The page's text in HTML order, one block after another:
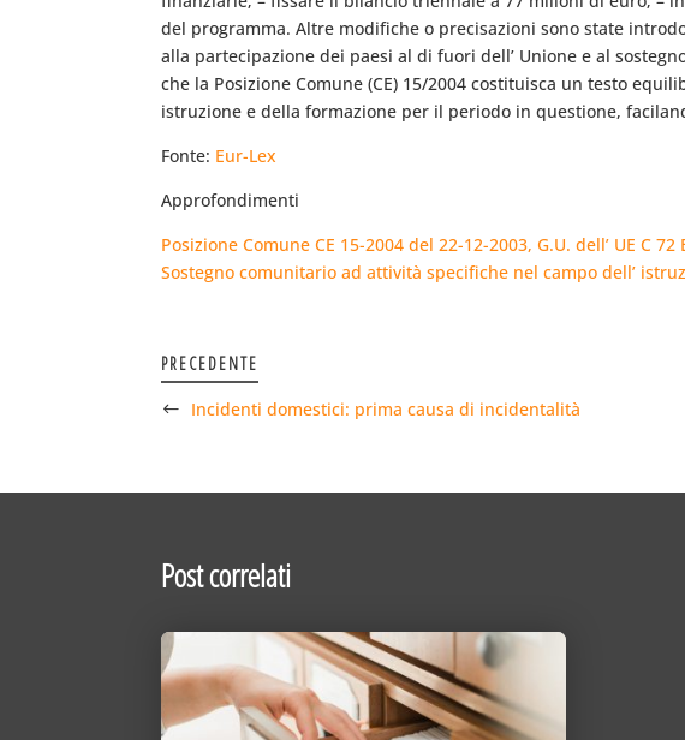
del programma. Altre modifiche o precisazioni sono state
alla partecipazione dei paesi al di fuori dell’ Unione e al
che la Posizione Comune (CE) 15/2004 costituisca un testo
istruzione e della formazione per il periodo in questione,
Fonte: Eur-Lex
Approfondimenti
Posizione Comune CE 15-2004 del 22-12-2003, G.U. dell’ UE C
Sostegno comunitario ad attività specifiche nel campo dell’
PRECEDENTE
Incidenti domestici: prima causa di incidentalità
Post correlati